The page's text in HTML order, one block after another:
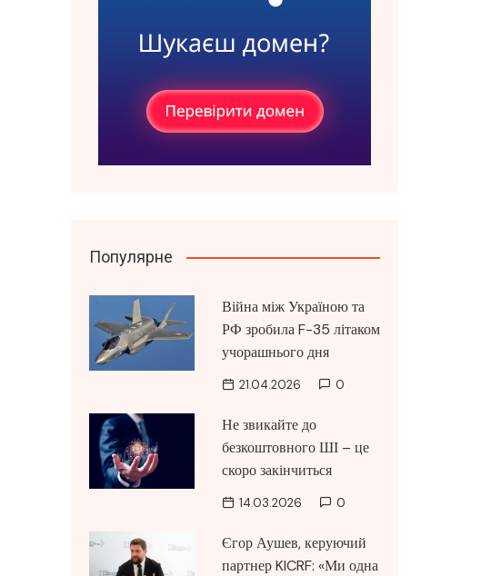
Популярне
Війна між Україною та
РФ зробила F-35 літаком
учорашнього дня
21.04.2026 0
Не звикайте до
безкоштовного ШІ – це
скоро закінчиться
14.03.2026 0
Єгор Аушев, керуючий
партнер KICRF: «Ми одна